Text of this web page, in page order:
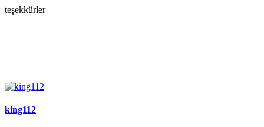
teşekkürler
king112